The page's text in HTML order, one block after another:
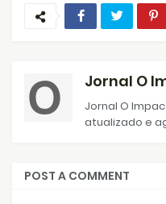
Jornal O
Jornal O
atualizado e
POST A COMMENT